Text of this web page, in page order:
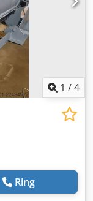
1 /4
Ring